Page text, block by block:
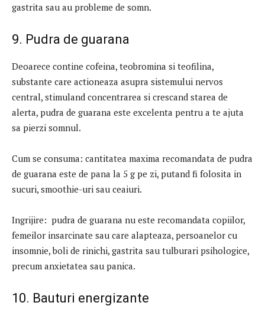
gastrita sau au probleme de somn.
9. Pudra de guarana
Deoarece contine cofeina, teobromina si teofilina,
substante care actioneaza asupra sistemului nervos
central, stimuland concentrarea si crescand starea de
alerta, pudra de guarana este excelenta pentru a te ajuta
sa pierzi somnul.
Cum se consuma: cantitatea maxima recomandata de pudra
de guarana este de pana la 5 g pe zi, putand fi folosita in
sucuri, smoothie-uri sau ceaiuri.
Ingrijire: pudra de guarana nu este recomandata copiilor,
femeilor insarcinate sau care alapteaza, persoanelor cu
insomnie, boli de rinichi, gastrita sau tulburari psihologice,
precum anxietatea sau panica.
10. Bauturi energizante